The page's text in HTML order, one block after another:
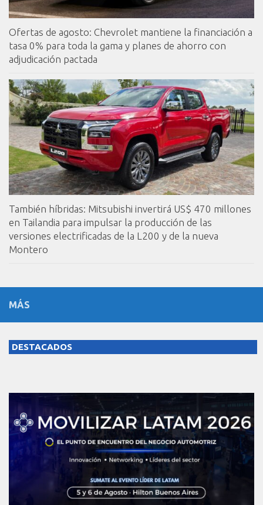
Ofertas de agosto: Chevrolet mantiene la financiación a
tasa 0% para toda la gama y planes de ahorro con
adjudicación pactada
También híbridas: Mitsubishi invertirá US$ 470 millones
en Tailandia para impulsar la producción de las
versiones electrificadas de la L200 y de la nueva
Montero
MÁS
DESTACADOS